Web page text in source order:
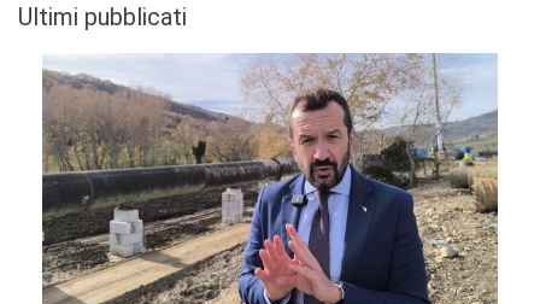
Ultimi pubblicati